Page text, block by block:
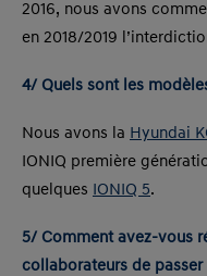
2016, nous avons
en 2018/2019
4/ Quels sont les
Nous avons la Hyundai
IONIQ première
quelques
IONIQ 5.
5/ Comment avez-vous
collaborateurs de passer